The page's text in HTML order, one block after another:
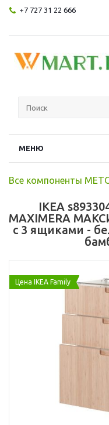
+7 727 31 22 666
МЕНЮ
Все компоненты
IKEA
MAXIMERA
с 3 ящиками -
Цена IKEA Family